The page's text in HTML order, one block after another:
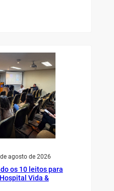
agosto de 2026
os 10 leitos para
Vida &